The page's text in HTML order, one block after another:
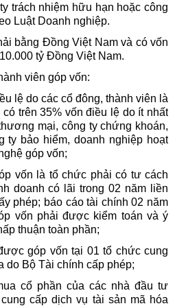
trách nhiệm hữu hạn hoặc công
Luật Doanh nghiệp.
bằng Đồng Việt Nam và có vốn
tỷ Đồng Việt Nam.
viên góp vốn:
lệ do các cổ đông, thành viên là
trên 35% vốn điều lệ do ít nhất
mại, công ty chứng khoán,
ty bảo hiểm, doanh nghiệp hoạt
góp vốn;
vốn là tổ chức phải có tư cách
doanh có lãi trong 02 năm liền
phép; báo cáo tài chính 02 năm
vốn phải được kiểm toán và ý
thuận toàn phần;
góp vốn tại 01 tổ chức cung
do Bộ Tài chính cấp phép;
cổ phần của các nhà đầu tư
cấp dịch vụ tài sản mã hóa